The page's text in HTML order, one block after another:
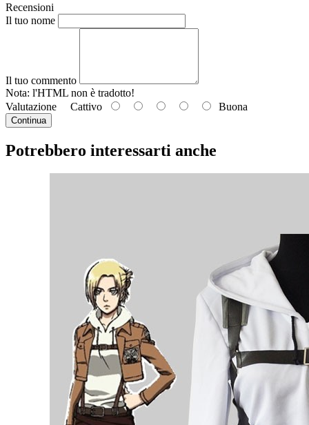
Recensioni
Il tuo nome
Il tuo commento
Nota: l'HTML non è tradotto!
Valutazione Cattivo Buona
Continua
Potrebbero interessarti anche